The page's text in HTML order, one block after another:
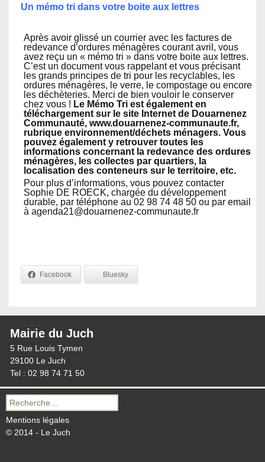
Un mémo tri dans votre boite aux lettres
Après avoir glissé un courrier avec les factures de
redevance d’ordures ménagères courant avril, vous
avez reçu un « mémo tri » dans votre boite aux lettres.
C’est un document vous rappelant et vous précisant
les grands principes de tri pour les recyclables, les
ordures ménagères, le verre, le compostage ou encore
les déchèteries. Merci de bien vouloir le conserver
chez vous ! Le Mémo Tri est également en
téléchargement sur le site Internet de Douarnenez
Communauté, www.douarnenez-communaute.fr,
rubrique environnement/déchets ménagers. Vous
pouvez également y retrouver toutes les
informations concernant la redevance des ordures
ménagères, les collectes par quartiers, la
localisation des conteneurs sur le territoire, etc.
Pour plus d’informations, vous pouvez contacter
Sophie DE ROECK, chargée du développement
durable, par téléphone au 02 98 74 48 50 ou par email
à agenda21@douarnenez-communaute.fr
Facebook Bluesky
Mairie du Juch
5 Rue Louis Tymen
29100 Le Juch
Tel : 02 98 74 71 50
Recherche
pour :
Mentions légales
© 2014 - Le Juch